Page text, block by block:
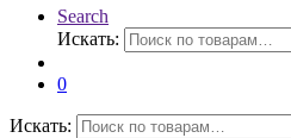
Search
Искать:
0
Искать: